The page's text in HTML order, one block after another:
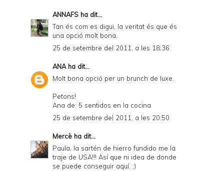
ANNAFS ha dit...
Tan és com es digui, la veritat és que és
una opció molt bona.
25 de setembre del 2011, a les 18:36
ANAha dit...
Molt bona opció per un brunch de luxe.
Petons!
Ana de: 5 sentidos en la cocina
25 de setembre del 2011, a les 20:50
Mercè ha dit...
Paula, la sartén de hierro fundido me la
traje de USA!!! Así que ni idea de donde
se puede conseguir aquí. ;)